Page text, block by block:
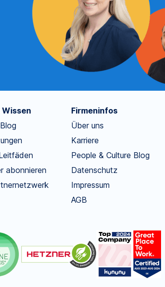
abonnieren
Firmeninfos
Über uns
Karriere
People & Culture Blog
Datenschutz
Impressum
AGB